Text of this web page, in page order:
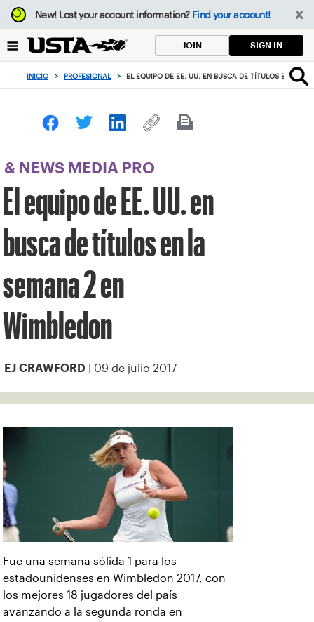
Enfoque
desde
botón
volver
principio
New!Lost your account information? Find your account!
JOIN SIGN IN
INICIO > PROFESIONAL > EL EQUIPO DE EE. UU. EN BUSCA DE TÍTULOS EN LA
& NEWS MEDIA PRO
El equipo de EE. UU. en
busca de títulos en la
semana 2 en
Wimbledon
EJ CRAWFORD | 09 de julio 2017
Fue una semana sólida 1 para los
estadounidenses en Wimbledon 2017, con
los mejores 18 jugadores del país
avanzando a la segunda ronda en